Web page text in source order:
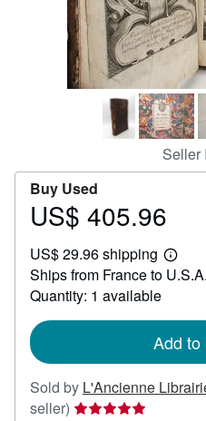
Seller
Buy Used
Price
405.96
US$ 405.96
US$ 29.96 shipping
Learn
more
Ships from France to U.S.A.
Quantity: 1 available
Add to
Sold by L'Ancienne
seller) Seller